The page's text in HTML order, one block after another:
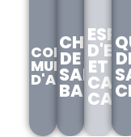
CONSEIL
MUNICIPAL
D'ALICANTE
DE
SANTA
ET